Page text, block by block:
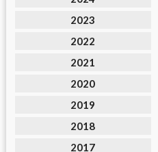
2023
2022
2021
2020
2019
2018
2017